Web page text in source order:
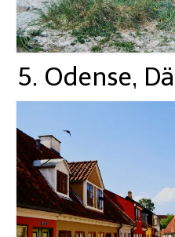
5. Odense,